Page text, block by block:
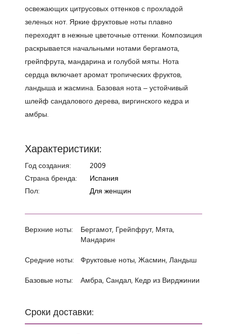
Сроки доставки:
освежающих цитрусовых оттенков с прохладой
зеленых нот. Яркие фруктовые ноты плавно
переходят в нежные цветочные оттенки. Композиция
раскрывается начальными нотами бергамота,
грейпфрута, мандарина и голубой мяты. Нота
сердца включает аромат тропических фруктов,
ландыша и жасмина. Базовая нота – устойчивый
шлейф сандалового дерева, виргинского кедра и
амбры.
Характеристики:
Год создания:
2009
Страна бренда:
Испания
Пол:
Для женщин
Верхние ноты:
Бергамот, Грейпфрут, Мята,
Мандарин
Средние ноты: Фруктовые ноты, Жасмин, Ландыш
Базовые ноты: Амбра, Сандал, Кедр из Вирджинии